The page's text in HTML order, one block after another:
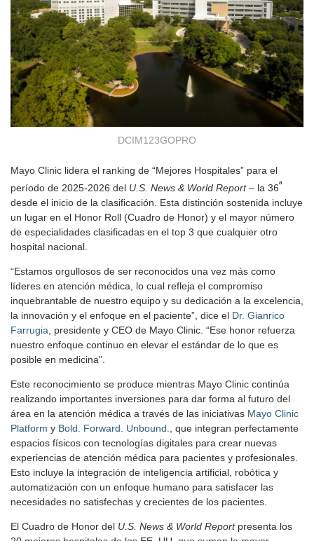
DCIM123GOPRO
Mayo Clinic lidera el ranking de “Mejores Hospitales” para el
período de 2025-2026 del U.S. News & World Report– la 36ª
desde el inicio de la clasificación. Esta distinción sostenida incluye
un lugar en el Honor Roll (Cuadro de Honor) y el mayor número
de especialidades clasificadas en el top 3 que cualquier otro
hospital nacional.
“Estamos orgullosos de ser reconocidos una vez más como
líderes en atención médica, lo cual refleja el compromiso
inquebrantable de nuestro equipo y su dedicación a la excelencia,
la innovación y el enfoque en el paciente”, dice el Dr. Gianrico
Farrugia , presidente y CEO de Mayo Clinic. “Ese honor refuerza
nuestro enfoque continuo en elevar el estándar de lo que es
posible en medicina”.
Este reconocimiento se produce mientras Mayo Clinic continúa
realizando importantes inversiones para dar forma al futuro del
área en la atención médica a través de las iniciativas Mayo Clinic
Platform y Bold. Forward. Unbound.
, que integran perfectamente
espacios físicos con tecnologías digitales para crear nuevas
experiencias de atención médica para pacientes y profesionales.
Esto incluye la integración de inteligencia artificial, robótica y
automatización con un enfoque humano para satisfacer las
necesidades no satisfechas y crecientes de los pacientes.
El Cuadro de Honor del U.S. News & World Reportpresenta los